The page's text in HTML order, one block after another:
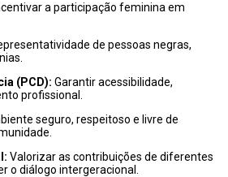
a participação feminina em
de pessoas negras,
(PCD): Garantir acessibilidade,
profissional.
seguro, respeitoso e livre de
Valorizar as contribuições de diferentes
o diálogo intergeracional.